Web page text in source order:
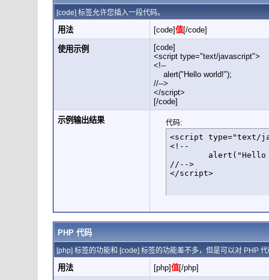
[code] 标签允许您插入一段代码。
用法 [code]值[/code]
使用示例
[code]
<script type="text/javascript">
<!--
alert("Hello world!");
//-->
</script>
[/code]
示例输出结果 代码:
<script type="text/
<!--
//-->
</script>
PHP 代码
[php] 标签的功能和 [code] 标签的功能差不多，但是可以对 PHP
用法 [php]值[/php]